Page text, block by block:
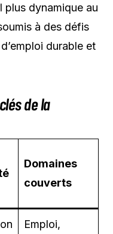
plus dynamique au
à des défis
durable et
de la
Domaines
couverts
Emploi,